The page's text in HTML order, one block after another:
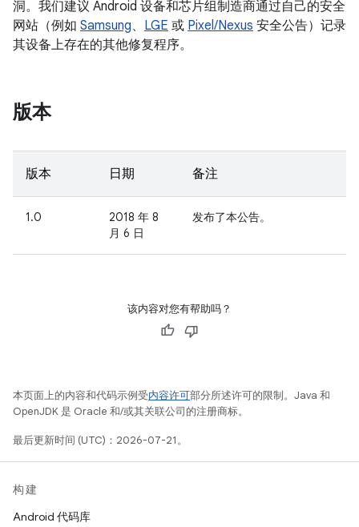
洞。我们建议 Android 设备和芯片组制造商通过自己的安全
网站（例如 Samsung、 LGE 或 Pixel/Nexus 安全公告）记录
其设备上存在的其他修复程序。
版本
版本 日期 备注
1.0
2018 年 8
月 6 日
发布了本公告。
该内容对您有帮助吗？
本页面上的内容和代码示例受内容许可部分所述许可的限制。Java 和
OpenJDK 是 Oracle 和/或其关联公司的注册商标。
最后更新时间 (UTC)：2026-07-21。
构建
Android 代码库